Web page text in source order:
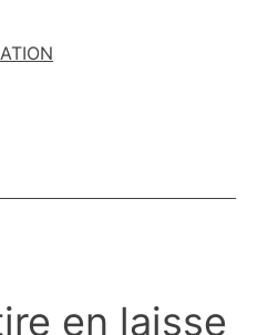
agressif
en laisse